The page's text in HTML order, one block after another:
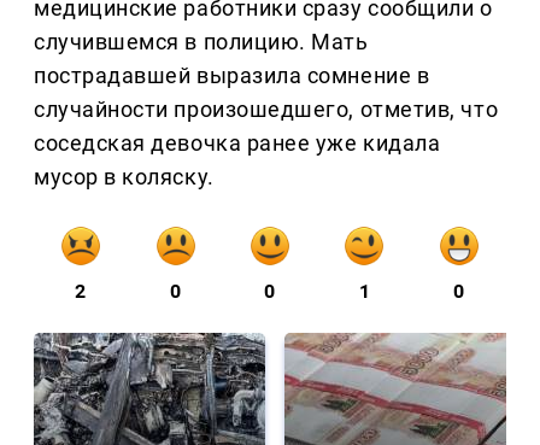
медицинские работники сразу сообщили о
случившемся в полицию. Мать
пострадавшей выразила сомнение в
случайности произошедшего, отметив, что
соседская девочка ранее уже кидала
мусор в коляску.
2 0 0 1 0